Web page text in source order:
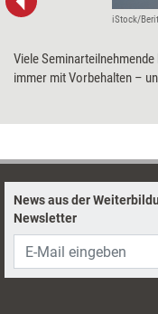
iStock/
Viele
immer mit Vorbehalten –
News aus der
Newsletter